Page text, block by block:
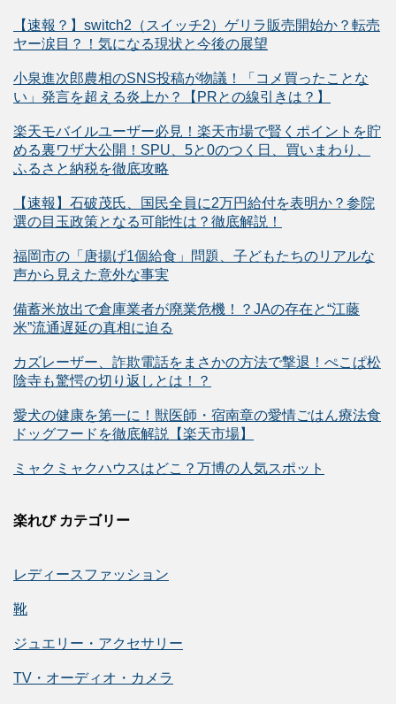
【速報？】switch2（スイッチ2）ゲリラ販売開始か？転売
ヤー涙目？！気になる現状と今後の展望
小泉進次郎農相のSNS投稿が物議！「コメ買ったことな
い」発言を超える炎上か？【PRとの線引きは？】
楽天モバイルユーザー必見！楽天市場で賢くポイントを貯
める裏ワザ大公開！SPU、5と0のつく日、買いまわり、
ふるさと納税を徹底攻略
【速報】石破茂氏、国民全員に2万円給付を表明か？参院
選の目玉政策となる可能性は？徹底解説！
福岡市の「唐揚げ1個給食」問題、子どもたちのリアルな
声から見えた意外な事実
備蓄米放出で倉庫業者が廃業危機！？JAの存在と“江藤
米”流通遅延の真相に迫る
カズレーザー、詐欺電話をまさかの方法で撃退！ぺこぱ松
陰寺も驚愕の切り返しとは！？
愛犬の健康を第一に！獣医師・宿南章の愛情ごはん療法食
ドッグフードを徹底解説【楽天市場】
ミャクミャクハウスはどこ？万博の人気スポット
楽れび カテゴリー
レディースファッション
靴
ジュエリー・アクセサリー
TV・オーディオ・カメラ